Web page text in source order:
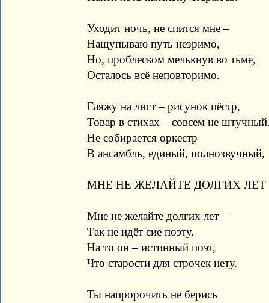
Уходит ночь, не спится мне –
Нащупываю путь незримо,
Но, проблеском мелькнув во тьме,
Осталось всё неповторимо.
Гляжу на лист – рисунок пёстр,
Товар в стихах – совсем не
Не собирается оркестр
В ансамбль, единый, полнозвучный,
МНЕ НЕ ЖЕЛАЙТЕ ДОЛГИХ ЛЕТ
Мне не желайте долгих лет –
Так не идёт сие поэту.
На то он – истинный поэт,
Что старости для строчек нету.
Ты напророчить не берись